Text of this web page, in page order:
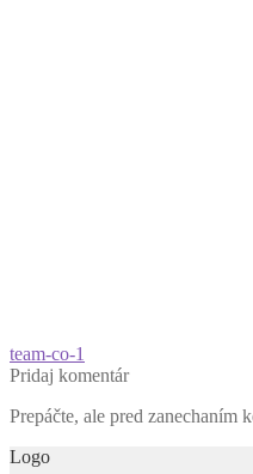
Navigácia
v
článku
Predchádzajúci
článok:
team-co-1
Pridaj komentár
Prepáčte, ale pred zanechaním
Logo